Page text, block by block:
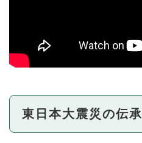
東日本大震災の伝承